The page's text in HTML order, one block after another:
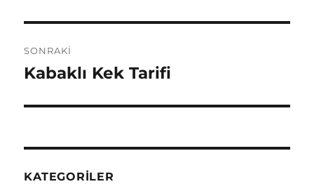
SONRAKI
Sonraki
Kabaklı Kek Tarifi
KATEGORILER